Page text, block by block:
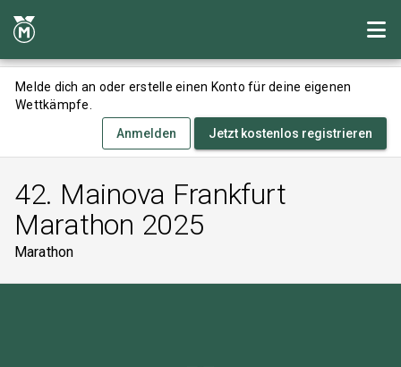
Melde dich an oder erstelle einen Konto für deine eigenen
Wettkämpfe.
Anmelden
Jetzt kostenlos registrieren
42. Mainova Frankfurt
Marathon 2025
Marathon